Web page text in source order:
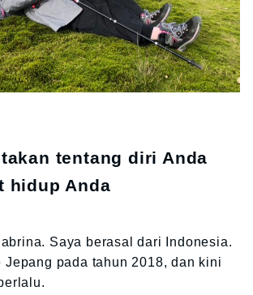
tentang diri Anda
hidup Anda
Saya berasal dari Indonesia.
Jepang pada tahun 2018, dan kini